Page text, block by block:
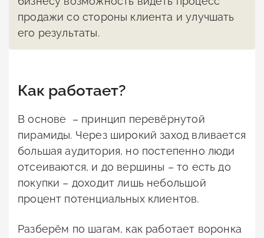
продажи со стороны клиента и улучшать
его результаты.
Как работает?
В основе – принцип перевёрнутой
пирамиды. Через широкий заход вливается
большая аудитория, но постепенно люди
отсеиваются, и до вершины – то есть до
покупки – доходит лишь небольшой
процент потенциальных клиентов.
Разберём по шагам, как работает воронка